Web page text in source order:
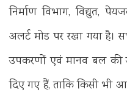
निर्माण विभाग, विद्युत,
अलर्ट मोड पर रखा गया है।
उपकरणों एवं मानव बल की
दिए गए हैं, ताकि किसी भी